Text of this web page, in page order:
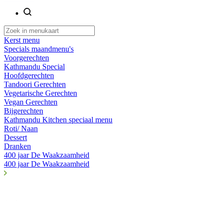
Kerst menu
Specials maandmenu's
Voorgerechten
Kathmandu Special
Hoofdgerechten
Tandoori Gerechten
Vegetarische Gerechten
Vegan Gerechten
Bijgerechten
Kathmandu Kitchen speciaal menu
Roti/ Naan
Dessert
Dranken
400 jaar De Waakzaamheid
400 jaar De Waakzaamheid